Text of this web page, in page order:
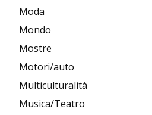
Moda
Mondo
Mostre
Motori/auto
Multiculturalità
Musica/Teatro